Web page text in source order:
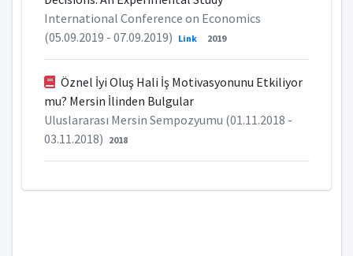
International Conference on Economics
(05.09.2019 - 07.09.2019) Link 2019
Öznel İyi Oluş Hali İş Motivasyonunu Etkiliyor
mu? Mersin İlinden Bulgular
Uluslararası Mersin Sempozyumu (01.11.2018 -
03.11.2018) 2018